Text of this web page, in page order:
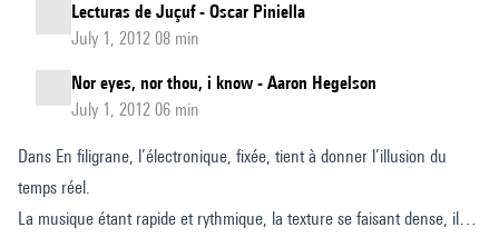
Lecturas de Juçuf - Oscar Piniella
July 1, 2012 08 min
Nor eyes, nor thou, i know - Aaron Hegelson
July 1, 2012 06 min
Dans En filigrane, l’électronique, fixée, tient à donner l’illusion du
temps réel.
La musique étant rapide et rythmique, la texture se faisant dense, il